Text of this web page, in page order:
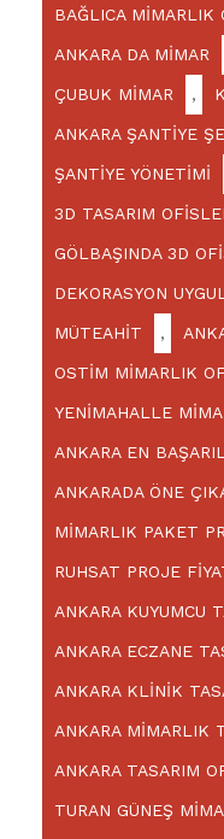
BAĞLICA MİMARLIK
ANKARA DA MİMAR
ÇUBUK MİMAR ,
ANKARA ŞANTİYE
ŞANTİYE YÖNETİMİ
3D TASARIM
GÖLBAŞINDA 3D
DEKORASYON
MÜTEAHİT ,
OSTİM MİMARLIK
YENİMAHALLE
ANKARA EN
ANKARADA ÖNE
MİMARLIK PAKET
RUHSAT PROJE
ANKARA KUYUMCU
ANKARA ECZANE
ANKARA KLİNİK
ANKARA MİMARLIK
ANKARA TASARIM
TURAN GÜNEŞ